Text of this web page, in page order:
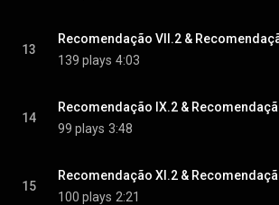
13
139 plays 4:03
14
99 plays 3:48
15
100 plays 2:21